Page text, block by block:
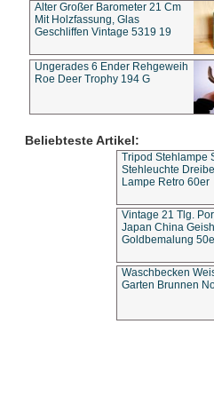
Alter Großer Barometer 21 Cm
Mit Holzfassung, Glas
Geschliffen Vintage 5319 19
Ungerades 6 Ender Rehgeweih
Roe Deer Trophy 194 G
Beliebteste Artikel:
Tripod Stehlampe
Stehleuchte
Lampe Retro 60er
Vintage 21 Tlg.
Japan China
Goldbemalung
Waschbecken
Garten Brunnen